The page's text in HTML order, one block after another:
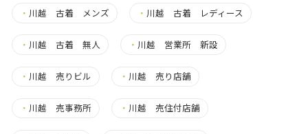
・ 川越 古着 メンズ ・ 川越 古着 レディース
・ 川越 古着 無人 ・ 川越 営業所 新設
・ 川越 売りビル ・ 川越 売り店舗
・ 川越 売事務所 ・ 川越 売住付店舗